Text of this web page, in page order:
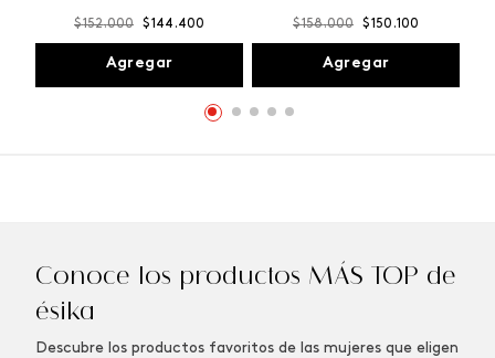
$152.000 $144 .400
Agregar
$158.000 $150 .100
Agregar
Conoce los productos MÁS TOP de
ésika
Descubre los productos favoritos de las mujeres que eligen